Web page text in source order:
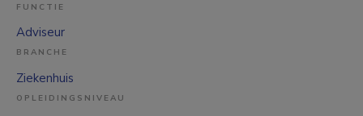
FUNCTIE
Adviseur
BRANCHE
Ziekenhuis
OPLEIDINGSNIVEAU